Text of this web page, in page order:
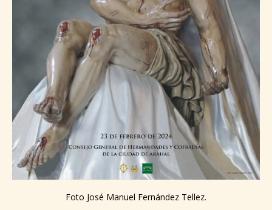
Foto José Manuel Fernández Tellez.